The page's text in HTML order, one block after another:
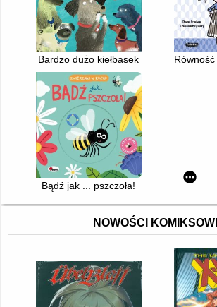
Bardzo dużo kiełbasek Równość
Bądź jak ... pszczoła!
NOWOŚCI